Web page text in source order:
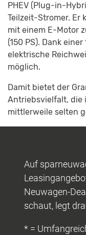
PHEV (Plug-in-
Teilzeit-Stromer. Er
mit einem E-Motor
(150 PS). Dank
elektrische
möglich.
Damit bietet der
Antriebsvielfalt, die
mittlerweile selten
Auf
Neuwagen-
schaut, legt
* =